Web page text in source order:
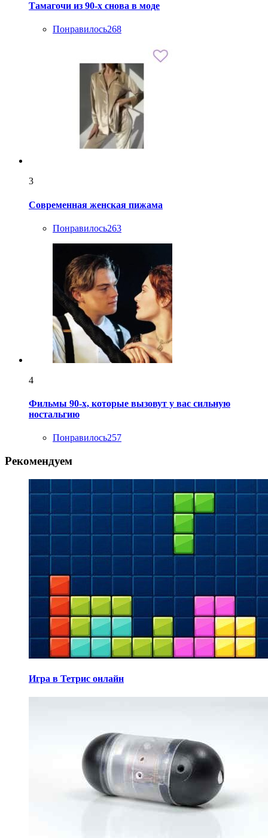
Тамагочи из 90-х снова в моде
Понравилось268
3
Современная женская пижама
Понравилось263
4
Фильмы 90-х, которые вызовут у вас сильную
ностальгию
Понравилось257
Рекомендуем
Игра в Тетрис онлайн